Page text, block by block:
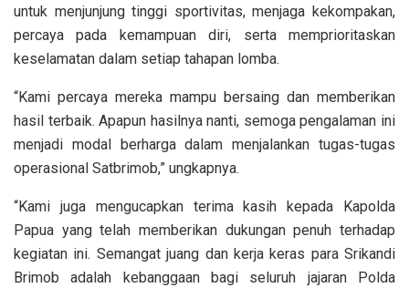
untuk menjunjung tinggi sportivitas, menjaga kekompakan,
percaya pada kemampuan diri, serta memprioritaskan
keselamatan dalam setiap tahapan lomba.
“Kami percaya mereka mampu bersaing dan memberikan
hasil terbaik. Apapun hasilnya nanti, semoga pengalaman ini
menjadi modal berharga dalam menjalankan tugas-tugas
operasional Satbrimob,” ungkapnya.
“Kami juga mengucapkan terima kasih kepada Kapolda
Papua yang telah memberikan dukungan penuh terhadap
kegiatan ini. Semangat juang dan kerja keras para Srikandi
Brimob adalah kebanggaan bagi seluruh jajaran Polda